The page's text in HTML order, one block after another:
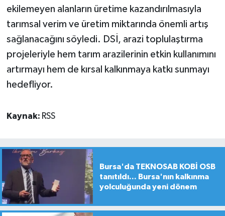
ekilemeyen alanların üretime kazandırılmasıyla
tarımsal verim ve üretim miktarında önemli artış
sağlanacağını söyledi. DSİ, arazi toplulaştırma
projeleriyle hem tarım arazilerinin etkin kullanımını
artırmayı hem de kırsal kalkınmaya katkı sunmayı
hedefliyor.
Kaynak: RSS
Bursa'da TEKNOSAB KOBİ OSB
tanıtıldı... Bursa'nın kalkınma
yolculuğunda yeni dönem